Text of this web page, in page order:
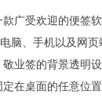
广受欢迎的便签
电脑、手机以及网页
业签的背景透明
在桌面的任意位